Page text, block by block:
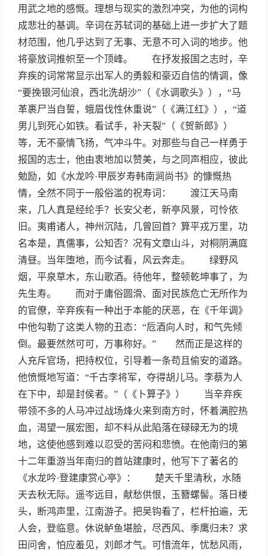
用武之地的感慨。理想与现实的激烈冲突，为他的词构
成悲壮的基调。辛词在苏轼词的基础上进一步扩大了题
材范围，他几乎达到了无事、无意不可入词的地步。他
将豪放词推帜至一个顶峰。 在抒发报国之志时，辛
弃疾的词常常显示出军人的勇毅和豪迈自信的情调，像
“要挽银河仙浪，西北洗胡沙”（《水调歌头》），“马
革裹尸当自誓，蛾眉伐性休重说”（《满江红》），“道
男儿到死心如铁。看试手，补天裂”（《贺新郎》）
等，无不豪情飞扬，气冲斗牛。对那些与自己一样勇于
报国的志士，他由衷地加以赞美，与之同声相应，彼此
勉励，如《水龙吟·甲辰岁寿韩南涧尚书》的慷慨热
情，全然不同于一般俗滥的祝寿词： 渡江天马南
来，几人真是经纶手？长安父老，新亭风景，可怜依
旧。夷甫诸人，神州沉陆，几曾回首？算平戎万里，功
名本是，真儒事，公知否？况有文章山斗，对桐阴满庭
清昼。当年堕地，而今试看，风云奔走。 绿野风
烟，平泉草木，东山歌酒。待他年，整顿乾坤事了，为
先生寿。 而对于庸俗圆滑、面对民族危亡无所作为
的官僚，辛弃疾有一种出于本能的厌恶，在《千年调》
中他勾勒了这类人物的丑态：“卮酒向人时，和气先倾
倒。最要然然可可，万事称好。” 然而正是这样的
人充斥官场，把持权位，引导着一条苟且偷安的道路。
他愤慨地写道：“千古李将军，夺得胡儿马。李蔡为人
在下中，却是封侯者。”（《卜算子》） 当辛弃疾
带领不多的人马冲过战场烽火来到南方时，怀着满腔热
血，渴望一展宏图，却不料从此陷落在碌碌无为的境
地，这使他感到难以忍受的苦闷和悲愤。在他南归的第
十二年重游当年南归的首站建康时，他写下了著名的
《水龙吟·登建康赏心亭》： 楚天千里清秋，水随
天去秋无际。遥岑远目，献愁供恨，玉簪螺髻。落日楼
头，断鸿声里，江南游子。把吴钩看了，栏杆拍遍，无
人会，登临意。休说鲈鱼堪脍，尽西风、季鹰归未？求
田问舍，怕应羞见，刘郎才气。可惜流年，忧愁风雨，